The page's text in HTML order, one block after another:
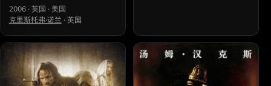
2006 · 英国 · 美国
克里斯托弗·诺兰 · 英国